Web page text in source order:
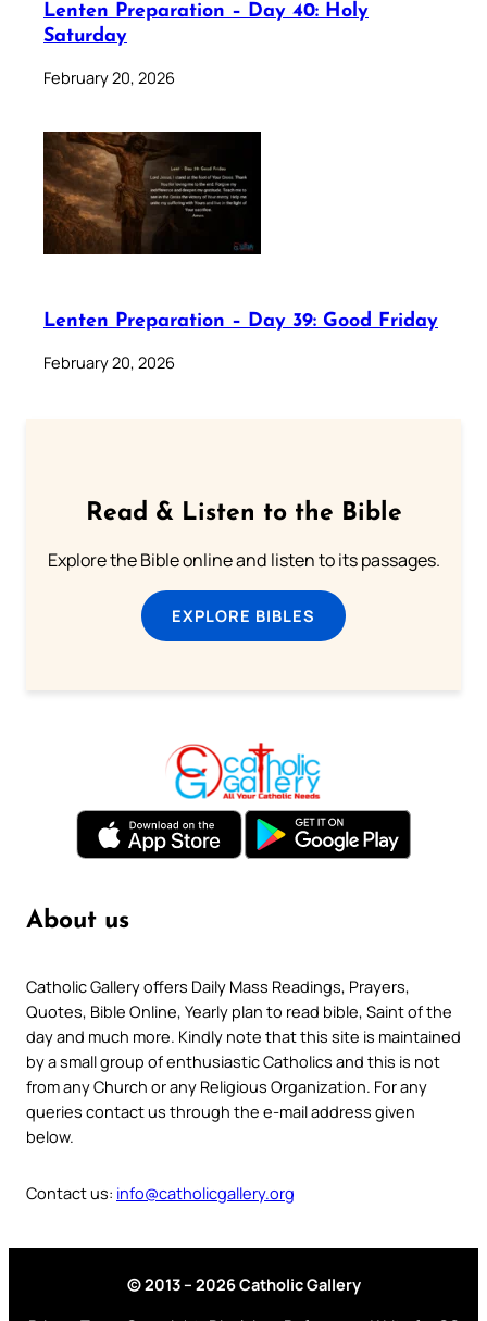
Lenten Preparation – Day 40: Holy
Saturday
February 20, 2026
Lenten Preparation – Day 39: Good Friday
February 20, 2026
Read & Listen to the Bible
Explore the Bible online and listen to its passages.
EXPLORE BIBLES
About us
Catholic Gallery offers Daily Mass Readings, Prayers,
Quotes, Bible Online, Yearly plan to read bible, Saint of the
day and much more. Kindly note that this site is maintained
by a small group of enthusiastic Catholics and this is not
from any Church or any Religious Organization. For any
queries contact us through the e-mail address given
below.
Contact us: info@catholicgallery.org
© 2013 – 2026 Catholic Gallery